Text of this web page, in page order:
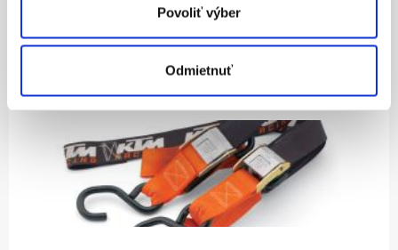
Povoliť výber
Odmietnuť